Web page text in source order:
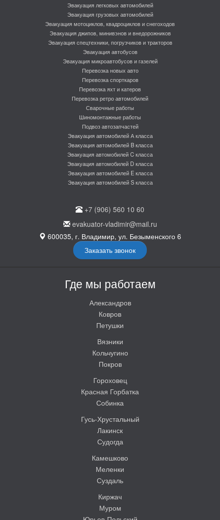
Эвакуация легковых автомобилей
Эвакуация грузовых автомобилей
Эвакуация мотоциклов, квадроциклов и снегоходов
Эвакуация джипов, минивэнов и внедорожников
Эвакуация спецтехники, погрузчиков и тракторов
Эвакуация автобусов
Эвакуация микроавтобусов и газелей
Перевозка новых авто
Перевозка спорткаров
Перевозка яхт и катеров
Перевозка ретро автомобилей
Сварочные работы
Шиномонтажные работы
Подвоз автозапчастей
Эвакуация автомобилей А класса
Эвакуация автомобилей B класса
Эвакуация автомобилей C класса
Эвакуация автомобилей D класса
Эвакуация автомобилей E класса
Эвакуация автомобилей S класса
+7 (906) 560 10 60
evakuator-vladimir@mail.ru
600035, г. Владимир, ул. Безыменского 6
Заказать звонок
Где мы работаем
Александров
Ковров
Петушки
Вязники
Кольчугино
Покров
Гороховец
Красная Горбатка
Собинка
Гусь-Хрустальный
Лакинск
Судогда
Камешково
Меленки
Суздаль
Киржач
Муром